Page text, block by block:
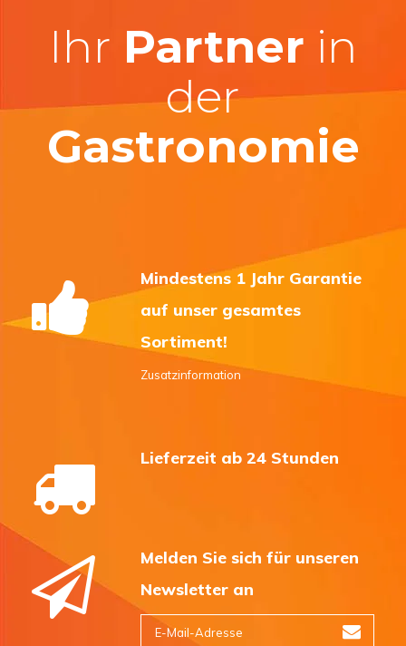
Ihr Partner in
der
Gastronomie
Mindestens 1 Jahr Garantie
auf unser gesamtes
Sortiment!
Zusatzinformation
Lieferzeit ab 24 Stunden
Melden Sie sich für unseren
Newsletter an